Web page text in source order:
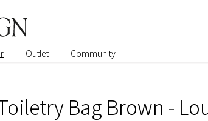
Outlet Community
Bag Brown -